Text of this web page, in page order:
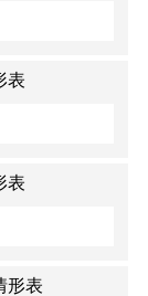
表
表
形表